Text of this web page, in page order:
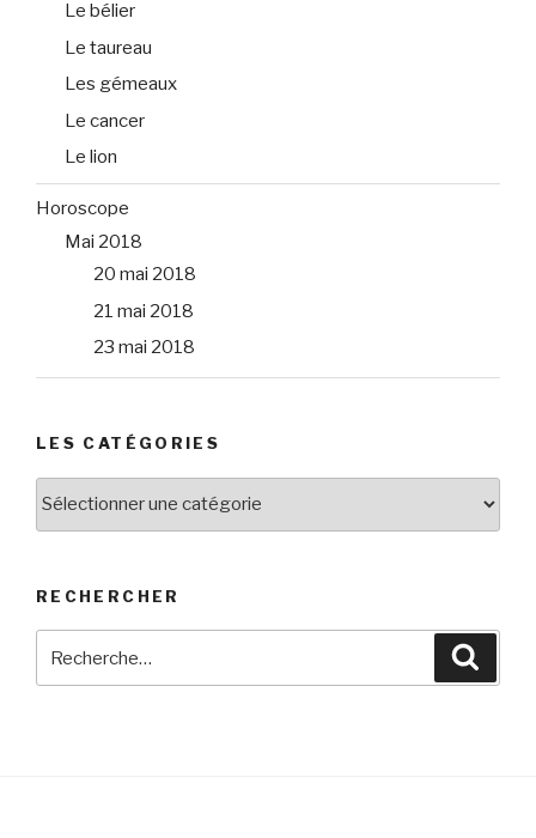
Le bélier
Le taureau
Les gémeaux
Le cancer
Le lion
Horoscope
Mai 2018
20 mai 2018
21 mai 2018
23 mai 2018
LES CATÉGORIES
Les
RECHERCHER